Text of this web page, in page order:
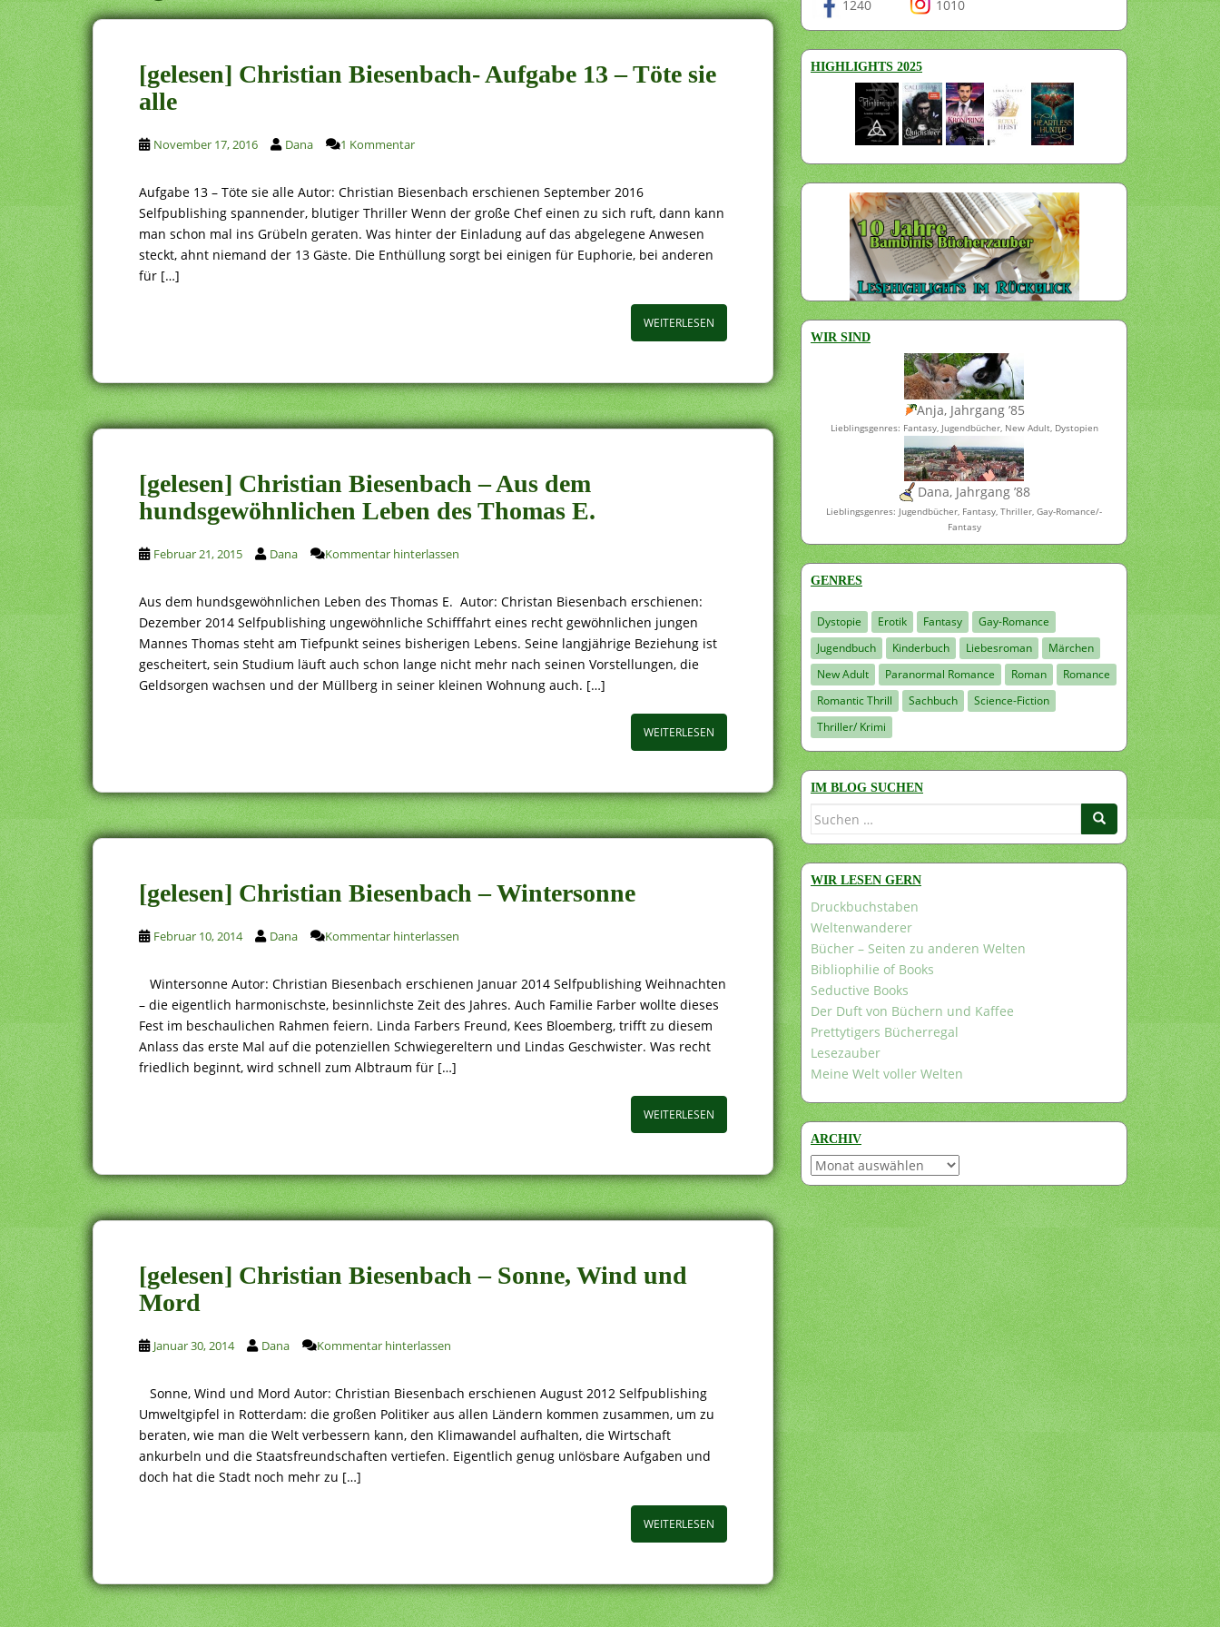
[gelesen] Christian Biesenbach- Aufgabe 13 – Töte sie
alle
November 17, 2016 Dana 1 Kommentar
Aufgabe 13 – Töte sie alle Autor: Christian Biesenbach erschienen September 2016
Selfpublishing spannender, blutiger Thriller Wenn der große Chef einen zu sich ruft, dann kann
man schon mal ins Grübeln geraten. Was hinter der Einladung auf das abgelegene Anwesen
steckt, ahnt niemand der 13 Gäste. Die Enthüllung sorgt bei einigen für Euphorie, bei anderen
für […]
WEITERLESEN
[gelesen] Christian Biesenbach – Aus dem
hundsgewöhnlichen Leben des Thomas E.
Februar 21, 2015 Dana Kommentar hinterlassen
Aus dem hundsgewöhnlichen Leben des Thomas E. Autor: Christan Biesenbach erschienen:
Dezember 2014 Selfpublishing ungewöhnliche Schifffahrt eines recht gewöhnlichen jungen
Mannes Thomas steht am Tiefpunkt seines bisherigen Lebens. Seine langjährige Beziehung ist
gescheitert, sein Studium läuft auch schon lange nicht mehr nach seinen Vorstellungen, die
Geldsorgen wachsen und der Müllberg in seiner kleinen Wohnung auch. […]
WEITERLESEN
[gelesen] Christian Biesenbach – Wintersonne
Februar 10, 2014 Dana Kommentar hinterlassen
Wintersonne Autor: Christian Biesenbach erschienen Januar 2014 Selfpublishing Weihnachten
– die eigentlich harmonischste, besinnlichste Zeit des Jahres. Auch Familie Farber wollte dieses
Fest im beschaulichen Rahmen feiern. Linda Farbers Freund, Kees Bloemberg, trifft zu diesem
Anlass das erste Mal auf die potenziellen Schwiegereltern und Lindas Geschwister. Was recht
friedlich beginnt, wird schnell zum Albtraum für […]
WEITERLESEN
[gelesen] Christian Biesenbach – Sonne, Wind und
Mord
Januar 30, 2014 Dana Kommentar hinterlassen
Sonne, Wind und Mord Autor: Christian Biesenbach erschienen August 2012 Selfpublishing
Umweltgipfel in Rotterdam: die großen Politiker aus allen Ländern kommen zusammen, um zu
beraten, wie man die Welt verbessern kann, den Klimawandel aufhalten, die Wirtschaft
ankurbeln und die Staatsfreundschaften vertiefen. Eigentlich genug unlösbare Aufgaben und
doch hat die Stadt noch mehr zu […]
WEITERLESEN
1240 1010
HIGHLIGHTS 2025
WIR SIND
Anja, Jahrgang ’85
Lieblingsgenres: Fantasy, Jugendbücher, New Adult, Dystopien
Dana, Jahrgang ’88
Lieblingsgenres: Jugendbücher, Fantasy, Thriller, Gay-Romance/-
Fantasy
GENRES
Dystopie Erotik Fantasy
Gay-Romance
Jugendbuch
Kinderbuch Liebesroman
Märchen
New Adult
Paranormal Romance Roman
Romance
Romantic Thrill
Sachbuch
Science-Fiction
Thriller/ Krimi
IM BLOG SUCHEN
Suchen
WIR LESEN GERN
Druckbuchstaben
Weltenwanderer
Bücher – Seiten zu anderen Welten
Bibliophilie of Books
Seductive Books
Der Duft von Büchern und Kaffee
Prettytigers Bücherregal
Lesezauber
Meine Welt voller Welten
ARCHIV
Archiv